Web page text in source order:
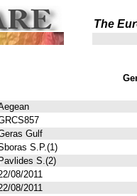
The
Gulf
S.P.(1)
Pavlides S.(2)
08/2011
08/2011